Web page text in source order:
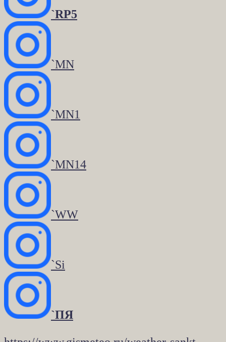
`RP5
`MN
`MN1
`MN14
`WW
`Si
`ПЯ